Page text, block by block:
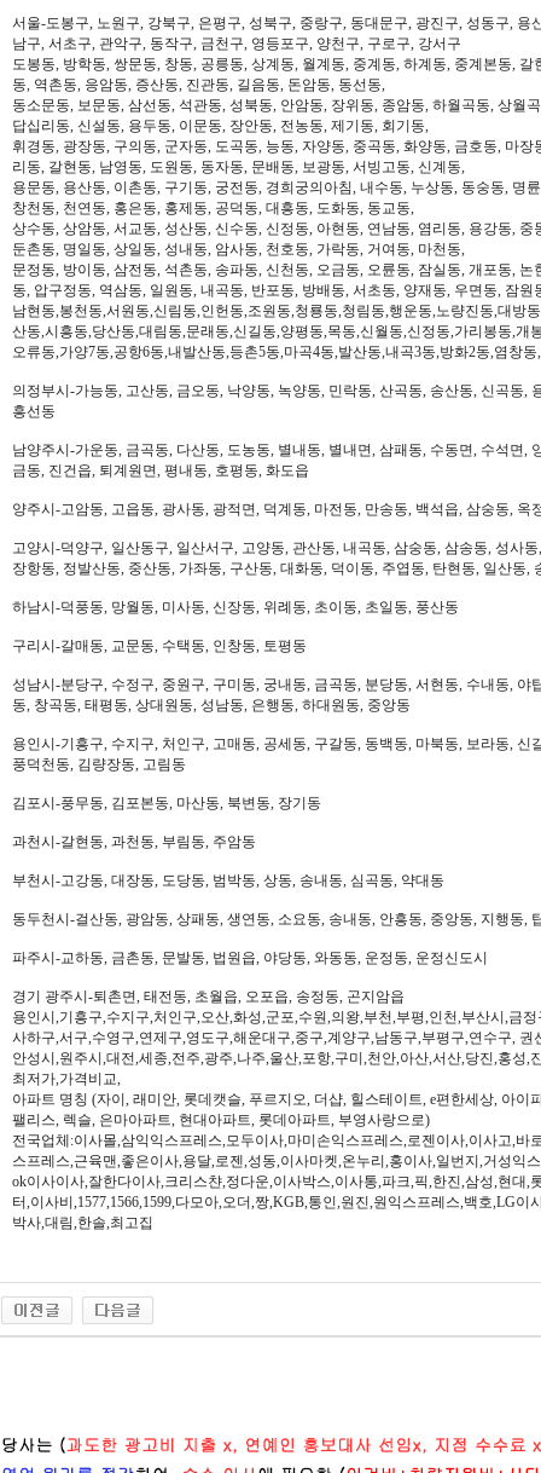
서울-도봉구, 노원구, 강북구, 은평구, 성북구, 중랑구, 동대문구, 광진구, 성동구,
남구, 서초구, 관악구, 동작구, 금천구, 영등포구, 양천구, 구로구, 강서구
도봉동, 방학동, 쌍문동, 창동, 공릉동, 상계동, 월계동, 중계동, 하계동, 중계본동,
동, 역촌동, 응암동, 증산동, 진관동, 길음동, 돈암동, 동선동,
동소문동, 보문동, 삼선동, 석관동, 성북동, 안암동, 장위동, 종암동, 하월곡동, 상월
답십리동, 신설동, 용두동, 이문동, 장안동, 전농동, 제기동, 회기동,
휘경동, 광장동, 구의동, 군자동, 도곡동, 능동, 자양동, 중곡동, 화양동, 금호동, 마
리동, 갈현동, 남영동, 도원동, 동자동, 문배동, 보광동, 서빙고동, 신계동,
용문동, 용산동, 이촌동, 구기동, 궁전동, 경희궁의아침, 내수동, 누상동, 동숭동, 명
창천동, 천연동, 홍은동, 홍제동, 공덕동, 대흥동, 도화동, 동교동,
상수동, 상암동, 서교동, 성산동, 신수동, 신정동, 아현동, 연남동, 염리동, 용강동,
둔촌동, 명일동, 상일동, 성내동, 암사동, 천호동, 가락동, 거여동, 마천동,
문정동, 방이동, 삼전동, 석촌동, 송파동, 신천동, 오금동, 오륜동, 잠실동, 개포동,
동, 압구정동, 역삼동, 일원동, 내곡동, 반포동, 방배동, 서초동, 양재동, 우면동, 잠원
남현동,봉천동,서원동,신림동,인헌동,조원동,청룡동,청림동,행운동,노량진동,대방
산동,시흥동,당산동,대림동,문래동,신길동,양평동,목동,신월동,신정동,가리봉동,개
오류동,가양7동,공항6동,내발산동,등촌5동,마곡4동,발산동,내곡3동,방화2동,염창동
의정부시-가능동, 고산동, 금오동, 낙양동, 녹양동, 민락동, 산곡동, 송산동, 신곡동,
흥선동
남양주시-가운동, 금곡동, 다산동, 도농동, 별내동, 별내면, 삼패동, 수동면, 수석면,
금동, 진건읍, 퇴계원면, 평내동, 호평동, 화도읍
양주시-고암동, 고읍동, 광사동, 광적면, 덕계동, 마전동, 만송동, 백석읍, 삼숭동, 옥
고양시-덕양구, 일산동구, 일산서구, 고양동, 관산동, 내곡동, 삼숭동, 삼송동, 성사
장항동, 정발산동, 중산동, 가좌동, 구산동, 대화동, 덕이동, 주엽동, 탄현동, 일산동,
하남시-덕풍동, 망월동, 미사동, 신장동, 위례동, 초이동, 초일동, 풍산동
구리시-갈매동, 교문동, 수택동, 인창동, 토평동
성남시-분당구, 수정구, 중원구, 구미동, 궁내동, 금곡동, 분당동, 서현동, 수내동,
동, 창곡동, 태평동, 상대원동, 성남동, 은행동, 하대원동, 중앙동
용인시-기흥구, 수지구, 처인구, 고매동, 공세동, 구갈동, 동백동, 마북동, 보라동,
풍덕천동, 김량장동, 고림동
김포시-풍무동, 김포본동, 마산동, 북변동, 장기동
과천시-갈현동, 과천동, 부림동, 주암동
부천시-고강동, 대장동, 도당동, 범박동, 상동, 송내동, 심곡동, 약대동
동두천시-걸산동, 광암동, 상패동, 생연동, 소요동, 송내동, 안흥동, 중앙동, 지행동,
파주시-교하동, 금촌동, 문발동, 법원읍, 야당동, 와동동, 운정동, 운정신도시
경기 광주시-퇴촌면, 태전동, 초월읍, 오포읍, 송정동, 곤지암읍
용인시,기흥구,수지구,처인구,오산,화성,군포,수원,의왕,부천,부평,인천,부산시,금
사하구,서구,수영구,연제구,영도구,해운대구,중구,계양구,남동구,부평구,연수구,
안성시,원주시,대전,세종,전주,광주,나주,울산,포항,구미,천안,아산,서산,당진,홍성,
최저가,가격비교,
아파트 명칭 (자이, 래미안, 롯데캣슬, 푸르지오, 더샵, 힐스테이트, e편한세상, 아이
팰리스, 렉슬, 은마아파트, 현대아파트, 롯데아파트, 부영사랑으로)
전국업체:이사몰,삼익익스프레스,모두이사,마미손익스프레스,로젠이사,이사고,바
스프레스,근육맨,좋은이사,용달,로젠,성동,이사마켓,온누리,홍이사,일번지,거성익
ok이사이사,잘한다이사,크리스챤,정다운,이사박스,이사통,파크,픽,한진,삼성,현대,
터,이사비,1577,1566,1599,다모아,오더,짱,KGB,통인,원진,원익스프레스,백호,LG
박사,대림,한솔,최고집